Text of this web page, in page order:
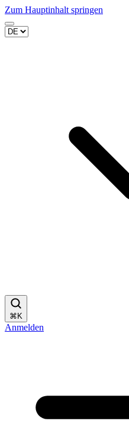
Zum Hauptinhalt springen
⌘ K
Anmelden